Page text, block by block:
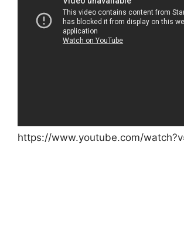
https://www.youtube.com/